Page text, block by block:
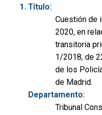
Título:
Cuestión de
2020, en
transitoria
1/2018, de
de los
de Madrid.
Departamento:
Tribunal